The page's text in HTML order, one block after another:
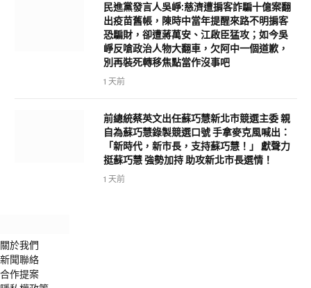
民進黨發言人吳崢:慈濟遭掮客詐騙十億案翻
出疫苗舊帳，陳時中當年提醒來路不明掮客
恐騙財，卻遭蔣萬安、江啟臣猛攻；如今吳
崢反嗆政治人物大翻車，欠阿中一個道歉，
別再裝死轉移焦點當作沒事吧
1 天前
前總統蔡英文出任蘇巧慧新北市競選主委 親
自為蘇巧慧錄製競選口號 手拿麥克風喊出：
「新時代，新市長，支持蘇巧慧！」 獻聲力
挺蘇巧慧 強勢加持 助攻新北市長選情！
1 天前
關於我們
新聞聯絡
合作提案